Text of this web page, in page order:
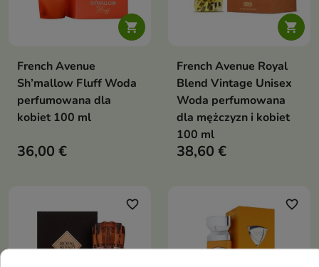

French Avenue
Sh’mallow Fluff Woda
perfumowana dla
kobiet 100 ml
36,00 €

French Avenue Royal
Blend Vintage Unisex
Woda perfumowana
dla mężczyzn i kobiet
100 ml
38,60 €
favorite_border favorite_border